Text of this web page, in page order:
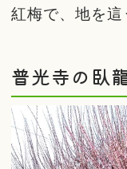
紅梅で、地を這
普光寺の臥